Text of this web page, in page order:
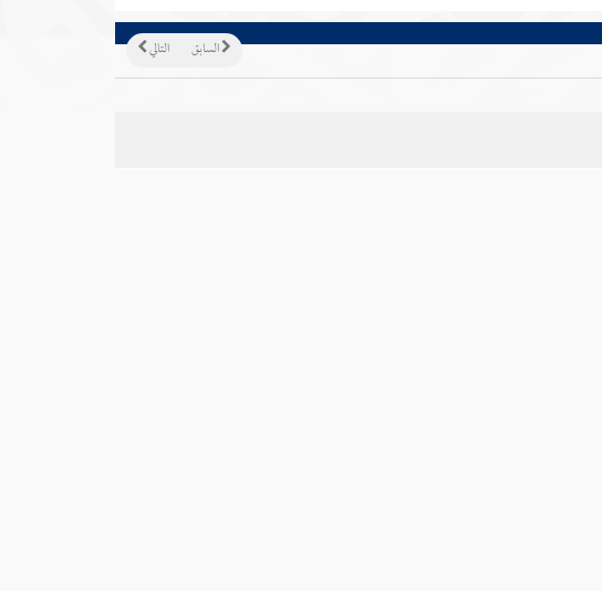
التالي السابق